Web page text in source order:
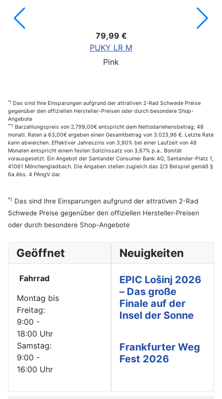
79,99 €
PUKY LR M
Pink
*) Das sind Ihre Einsparungen aufgrund der attrativen 2-Rad Schwede Preise
gegenüber den offiziellen Hersteller-Preisen oder durch besondere Shop-
Angebote
**) Barzahlungspreis von 2.799,00€ entspricht dem Nettodarlehensbetrag; 48
monatl. Raten a 63,00€ ergeben einen Gesamtbetrag von 3.023,96 €. Letzte Rate
kann abweichen. Effektiver Jahreszins von 3,90% bei einer Laufzeit von 48
Monaten entspricht einem festen Sollzinssatz von 3,67% p.a.. Bonität
vorausgesetzt. Ein Angebot der Santander Consumer Bank AG, Santander-Platz 1,
41061 Mönchengladbach. Die Angaben stellen zugleich das 2/3 Beispiel gemäß §
6a Abs. 4 PAngV dar.
*) Das sind Ihre Einsparungen aufgrund der attrativen 2-Rad
Schwede Preise gegenüber den offiziellen Hersteller-Preisen
oder durch besondere Shop-Angebote
Geöffnet
Fahrrad
Montag bis
Freitag:
9:00 -
18:00 Uhr
Samstag:
9:00 -
16:00 Uhr
Neuigkeiten
EPIC Lošinj 2026
– Das große
Finale auf der
Insel der Sonne
Frankfurter Weg
Fest 2026